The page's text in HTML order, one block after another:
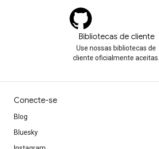
Bibliotecas de cliente
Use nossas bibliotecas de
cliente oficialmente aceitas.
Conecte-se
Blog
Bluesky